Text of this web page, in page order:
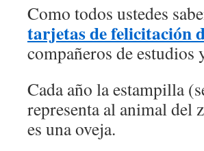
Como todos ustedes
tarjetas de felicitación
compañeros de estudios
Cada año la estampilla
representa al animal del
es una oveja.